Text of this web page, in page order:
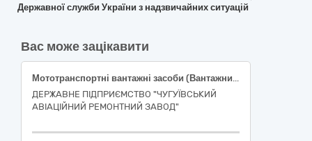
Державної служби України з надзвичайних ситуацій
Вас може зацікавити
Мототранспортні вантажні засоби (Вантажний автомобіль бортовий з маніпулятором )
ДЕРЖАВНЕ ПІДПРИЄМСТВО "ЧУГУЇВСЬКИЙ
АВІАЦІЙНИЙ РЕМОНТНИЙ ЗАВОД"